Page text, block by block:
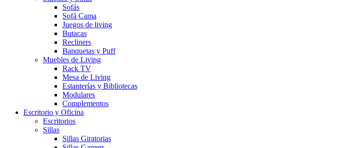
Sofás
Sofá Cama
Juegos de living
Butacas
Recliners
Banquetas y Puff
Muebles de Living
Rack TV
Mesa de Living
Estanterías y Bibliotecas
Modulares
Complementos
Escritorio y Oficina
Escritorios
Sillas
Sillas Giratorias